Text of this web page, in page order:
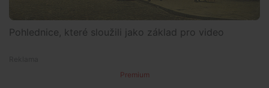
Pohlednice, které sloužili jako základ pro video
Premium